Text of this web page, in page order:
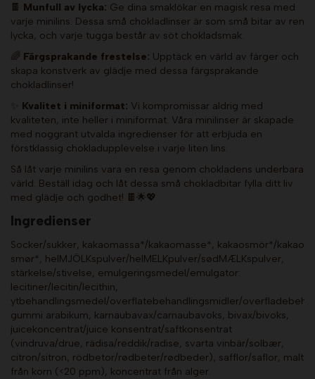
🍫 Munfull av lycka: Ge dina smaklökar en magisk resa med
varje minilins. Dessa små chokladlinser är som små bitar av ren
lycka, och varje tugga består av söt chokladsmak.
🌈 Färgsprakande frestelse: Upptäck en värld av färger och
skapa konstverk av glädje med dessa färgsprakande
chokladlinser!
Kvalitet i miniformat: Vi kompromissar aldrig med
kvaliteten, inte heller i miniformat. Våra minilinser är skapade
med noggrant utvalda ingredienser för att erbjuda en
förstklassig chokladupplevelse i varje liten lins.
Så låt varje minilins vara en resa genom chokladens underbara
värld. Beställ idag och låt dessa små chokladbitar fylla ditt liv
med glädje och godhet! 🍫🌟💖
Ingredienser
Socker/sukker, kakaomassa*/kakaomasse*, kakaosmör*/kakao
smør*, helMJÖLKspuIver/helMELKpulver/sødMÆLKspulver,
stärkelse/stivelse, emulgeringsmedeI/emuIgator:
lecitiner/Iecitin/lecithin,
ytbehandlingsmedeI/overflatebehandlingsmidler/
gummi arabikum, karnaubavax/carnaubavoks, bivax/bivoks,
juicekoncentrat/juice konsentrat/saftkonsentrat
(vindruva/drue, rädisa/reddik/radise, svarta vinbär/solbær,
citron/sitron, rödbetor/rødbeter/rødbeder), safflor/saflor, malt
från korn (<20 ppm), koncentrat från alger.